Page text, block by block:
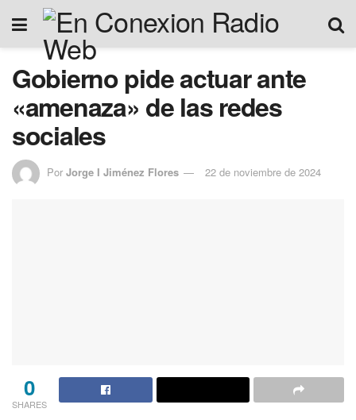
Gobierno pide actuar ante
«amenaza» de las redes
sociales
Por Jorge I Jiménez Flores 22 de noviembre de 2024
0
SHARES